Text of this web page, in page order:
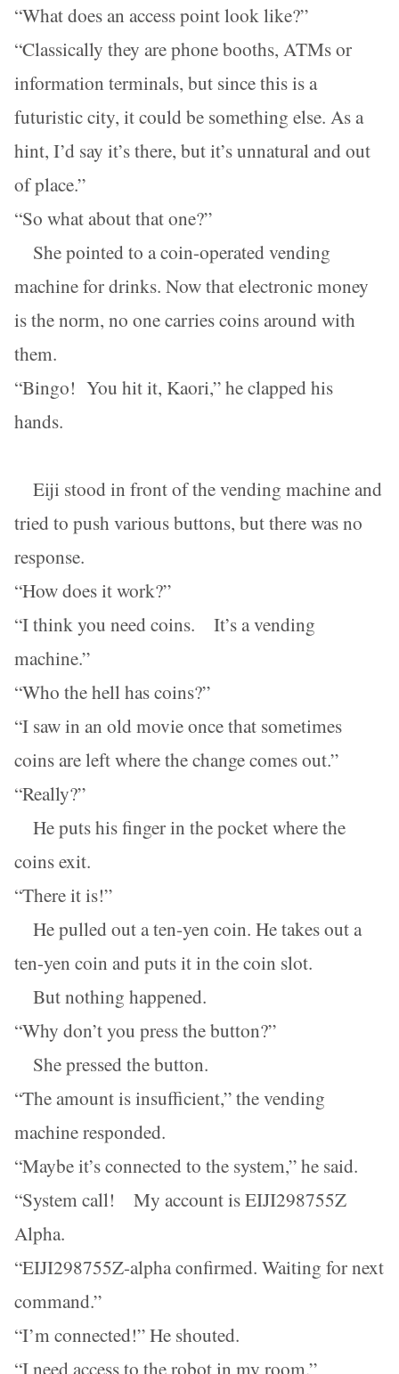
“What does an access point look like?”
“Classically they are phone booths, ATMs or
information terminals, but since this is a
futuristic city, it could be something else. As a
hint, I’d say it’s there, but it’s unnatural and out
of place.”
“So what about that one?”
She pointed to a coin-operated vending
machine for drinks. Now that electronic money
is the norm, no one carries coins around with
them.
“Bingo! You hit it, Kaori,” he clapped his
hands.
Eiji stood in front of the vending machine and
tried to push various buttons, but there was no
response.
“How does it work?”
“I think you need coins. It’s a vending
machine.”
“Who the hell has coins?”
“I saw in an old movie once that sometimes
coins are left where the change comes out.”
“Really?”
He puts his finger in the pocket where the
coins exit.
“There it is!”
He pulled out a ten-yen coin. He takes out a
ten-yen coin and puts it in the coin slot.
But nothing happened.
“Why don’t you press the button?”
She pressed the button.
“The amount is insufficient,” the vending
machine responded.
“Maybe it’s connected to the system,” he said.
“System call! My account is EIJI298755Z
Alpha.
“EIJI298755Z-alpha confirmed. Waiting for next
command.”
“I’m connected!” He shouted.
“I need access to the robot in my room.”